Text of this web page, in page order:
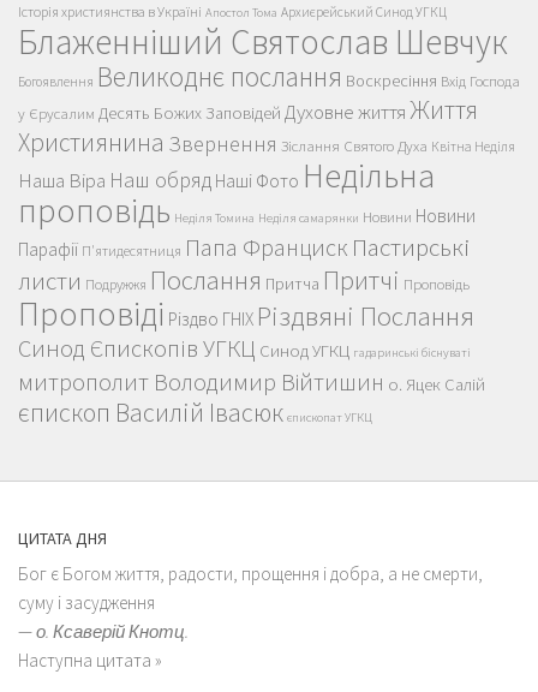
Історія християнства в Україні Апостол Тома Архиєрейський Синод УГКЦ
Блаженніший Святослав Шевчук
Богоявлення Великоднє послання Воскресіння Вхід Господа
у Єрусалим Десять Божих Заповідей Духовне життяЖиття
Християнина Звернення Зіслання Святого Духа Квітна Неділя
Наша Віра Наш обряд Наші Фото Недільна
проповідь Неділя Томина Неділя самарянки Новини Новини
Парафії П'ятидесятниця Папа Франциск Пастирські
листи Подружжя Послання Притча Притчі Проповідь
Проповіді Різдво ГНІХ Різдвяні Послання
Синод Єпископів УГКЦ Синод УГКЦ гадаринські біснуваті
митрополит Володимир Війтишин о. Яцек Салій
єпископ Василій Івасюк єпископат УГКЦ
ЦИТАТА ДНЯ
Бог є Богом життя, радости, прощення і добра, а не смерти,
суму і засудження
—о. Ксаверій Кнотц.
Наступна цитата »